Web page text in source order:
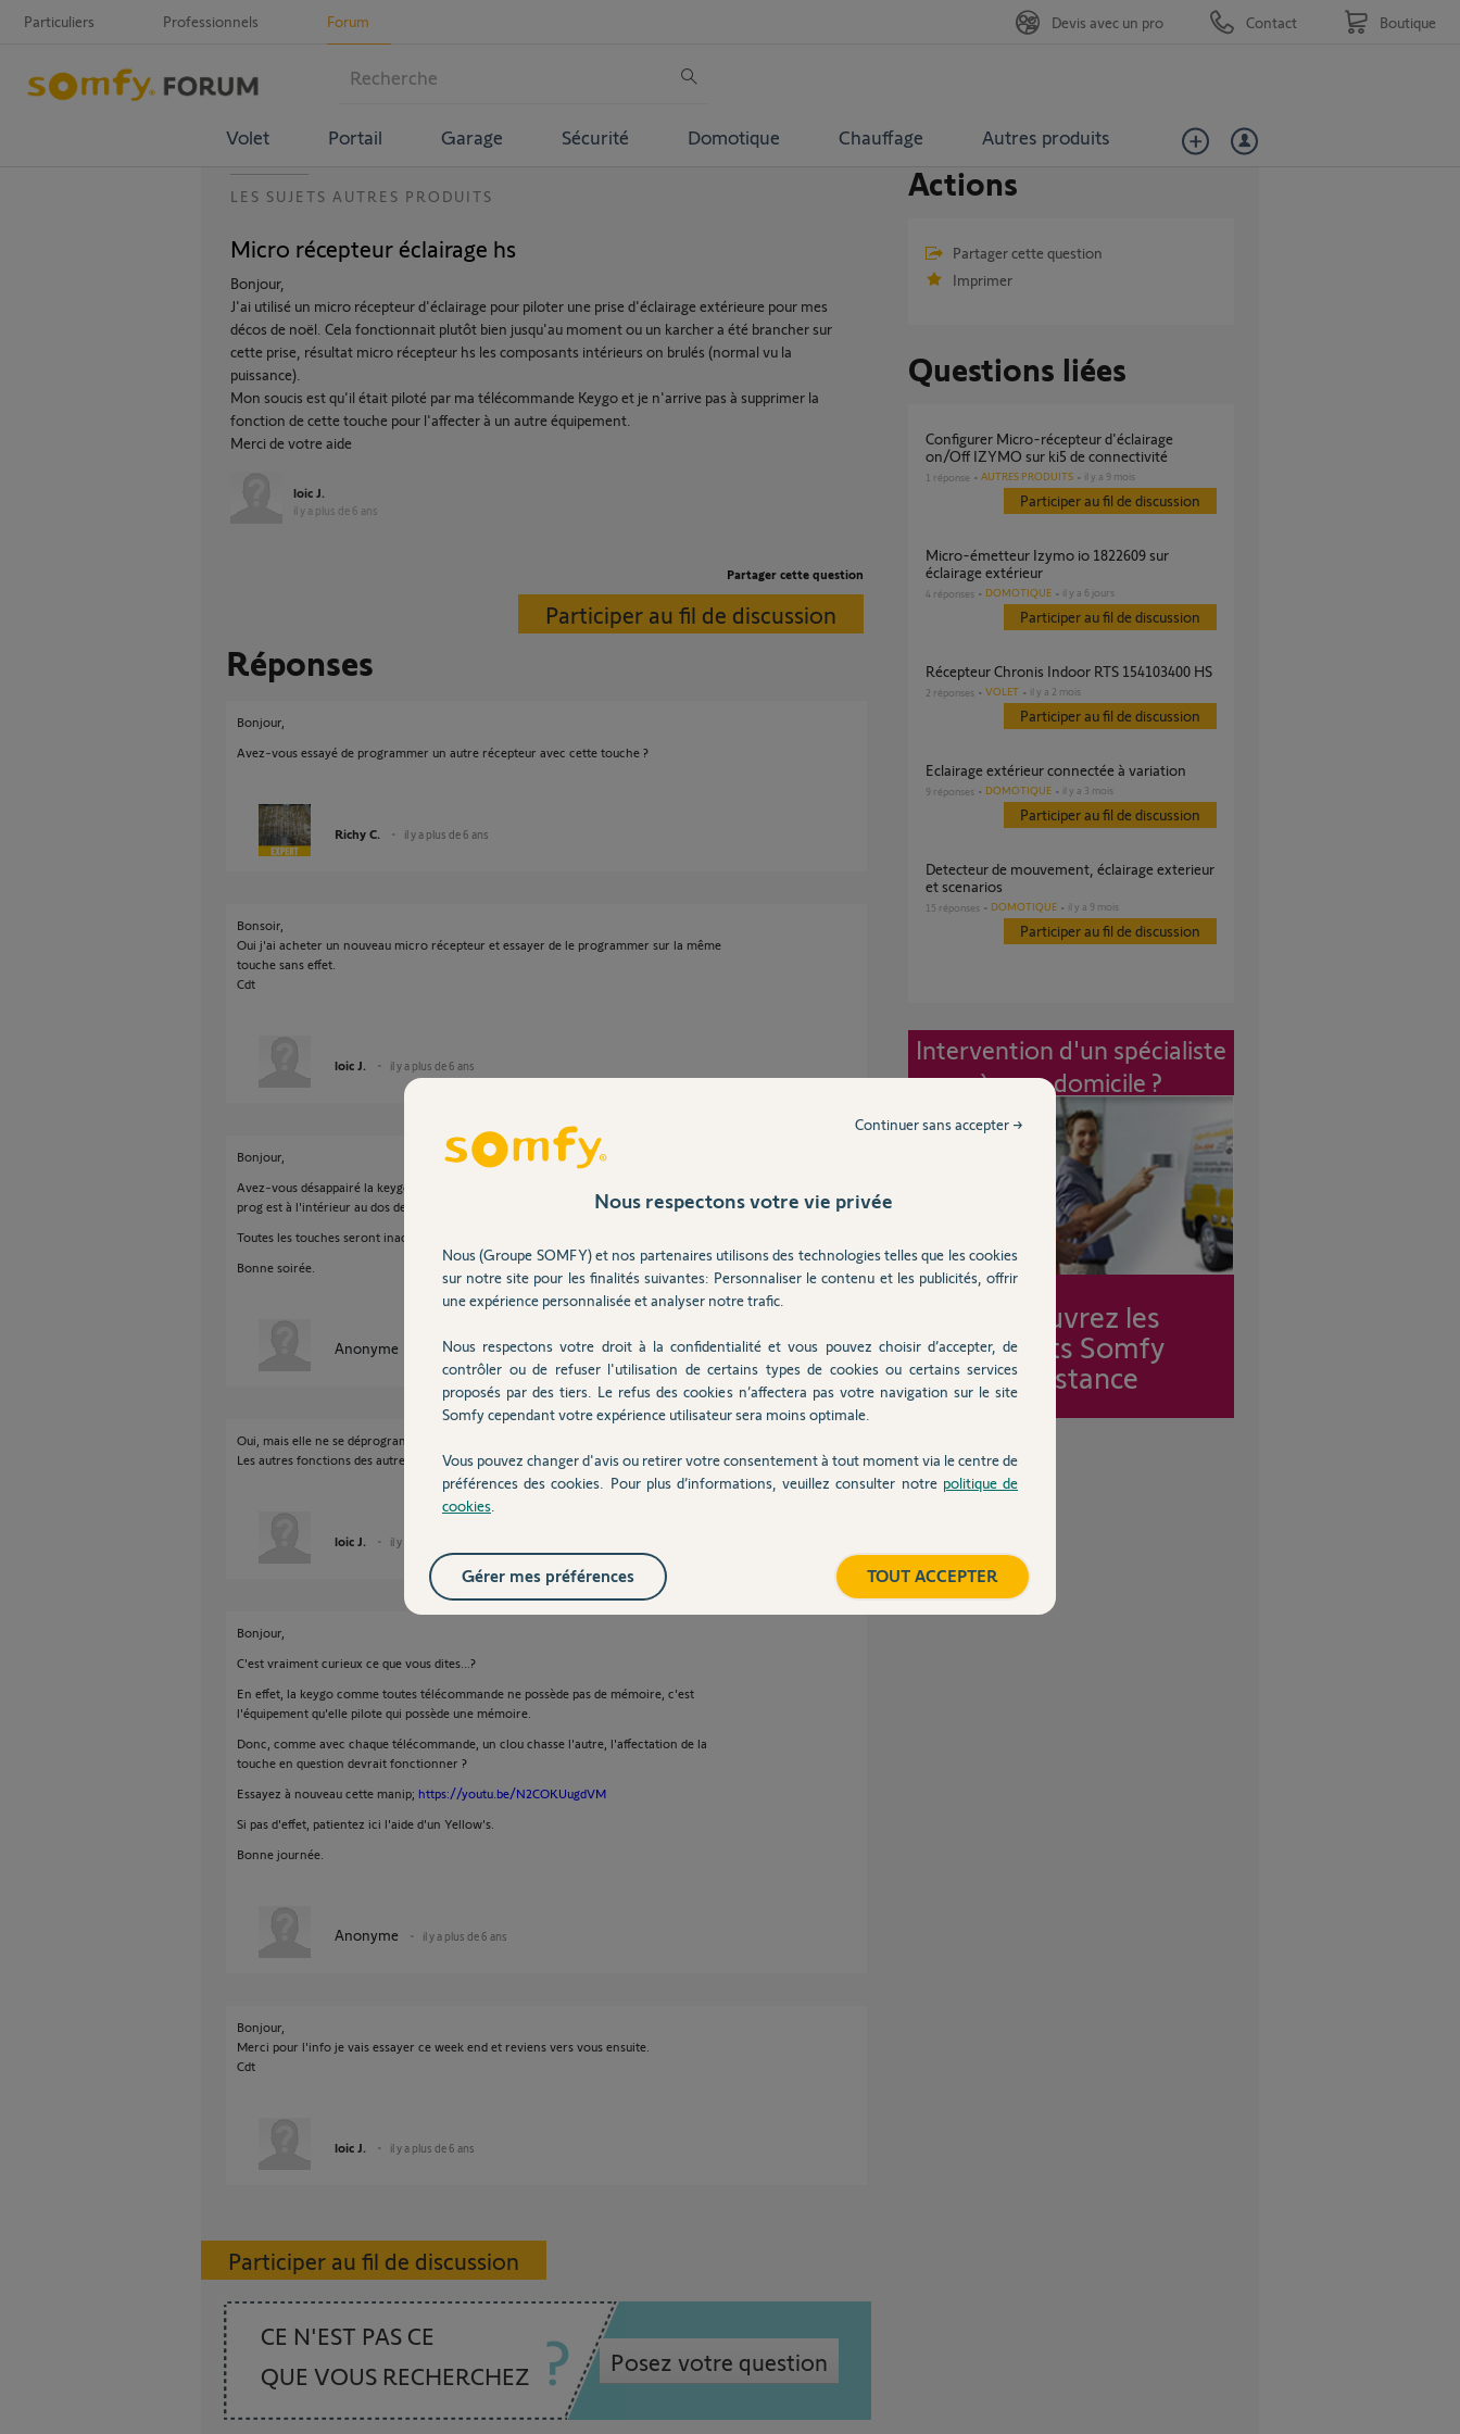
Particuliers Professionnels Forum
Volet Portail Garage Sécurité Domotique Chauffage Autres produits
Devis avec un pro Contact Boutique
LES SUJETS AUTRES PRODUITS
Micro récepteur éclairage hs
Bonjour,
J'ai utilisé un micro récepteur d'éclairage pour piloter une prise d'éclairage extérieure pour mes
décos de noël. Cela fonctionnait plutôt bien jusqu'au moment ou un karcher a été brancher sur
cette prise, résultat micro récepteur hs les composants intérieurs on brulés (normal vu la
puissance).
Mon soucis est qu'il était piloté par ma télécommande Keygo et je n'arrive pas à supprimer la
fonction de cette touche pour l'affecter à un autre équipement.
Merci de votre aide
loic J.
il y a plus de 6 ans
Partager cette question
Participer au fil de discussion
Réponses
Bonjour,
Avez-vous essayé de programmer un autre récepteur avec cette touche ?
Richy C. il y a plus de 6 ans
Bonsoir,
Oui j'ai acheter un nouveau micro récepteur et essayer de le programmer sur la même
touche sans effet.
Cdt
loic J. il y a plus de 6 ans
Bonjour,
Avez-vous désappairé la keygo par un appui long >7s sur prog ?
prog est à l'intérieur au dos de la keygo;
Toutes les touches seront inactives et devront être affectées à nouveau.
Bonne soirée.
Anonyme il y a plus de 6 ans
Oui, mais elle ne se déprogramme pas.
Les autres fonctions des autres touches restent actives.
loic J. il y a plus de 6 ans
Bonjour,
C'est vraiment curieux ce que vous dites...?
En effet, la keygo comme toutes télécommande ne possède pas de mémoire, c'est
l'équipement qu'elle pilote qui possède une mémoire.
Donc, comme avec chaque télécommande, un clou chasse l'autre, l'affectation de la
touche en question devrait fonctionner ?
Essayez à nouveau cette manip; https://youtu.be/N2COKUugdVM
Si pas d'effet, patientez ici l'aide d'un Yellow's.
Bonne journée.
Anonyme il y a plus de 6 ans
Bonjour,
Merci pour l'info je vais essayer ce week end et reviens vers vous ensuite.
Cdt
loic J. il y a plus de 6 ans
Participer au fil de discussion
CE N'EST PAS CE
QUE VOUS RECHERCHEZ
Posez votre question
Actions
Partager cette question
Imprimer
Questions liées
Configurer Micro-récepteur d'éclairage
on/Off IZYMO sur ki5 de connectivité
1 réponse AUTRES PRODUITS il y a 9 mois
Participer au fil de discussion
Micro-émetteur Izymo io 1822609 sur
éclairage extérieur
4 réponses DOMOTIQUE il y a 6 jours
Participer au fil de discussion
Récepteur Chronis Indoor RTS 154103400 HS
2 réponses VOLET il y a 2 mois
Participer au fil de discussion
eclairage extérieur connectée à variation
9 réponses DOMOTIQUE il y a 3 mois
Participer au fil de discussion
Detecteur de mouvement, éclairage exterieur
et scenarios
15 réponses DOMOTIQUE il y a 9 mois
Participer au fil de discussion
Intervention d'un spécialiste
à mon domicile ?
Découvrez les
forfaits Somfy
Assistance
Nous respectons votre vie privée
Nous (Groupe SOMFY) et nos partenaires utilisons des technologies telles que les cookies
sur notre site pour les finalités suivantes: Personnaliser le contenu et les publicités, offrir
une expérience personnalisée et analyser notre trafic.
Nous respectons votre droit à la confidentialité et vous pouvez choisir d’accepter, de
contrôler ou de refuser l'utilisation de certains types de cookies ou certains services
proposés par des tiers. Le refus des cookies n’affectera pas votre navigation sur le site
Somfy cependant votre expérience utilisateur sera moins optimale.
Vous pouvez changer d'avis ou retirer votre consentement à tout moment via le centre de
préférences des cookies. Pour plus d’informations, veuillez consulter notre politique de
cookies
Continuer sans accepter →
TOUT ACCEPTER
Gérer mes préférences